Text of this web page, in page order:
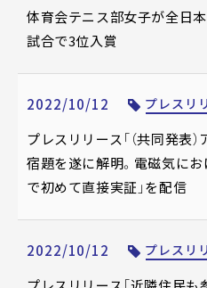
体育会テニス部女子が全日
試合で3位入賞
2022/10/12 プレスリ
プレスリリース「（共同発表
宿題を遂に解明。電磁気に
で初めて直接実証」を配信
2022/10/12 プレスリ